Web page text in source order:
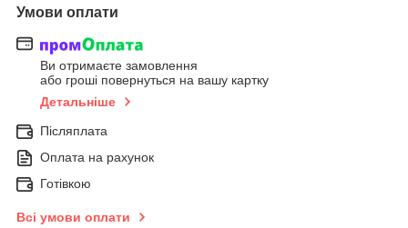
Умови оплати
Ви отримаєте замовлення
або гроші повернуться на вашу картку
Детальніше
Післяплата
Оплата на рахунок
Готівкою
Всі умови оплати